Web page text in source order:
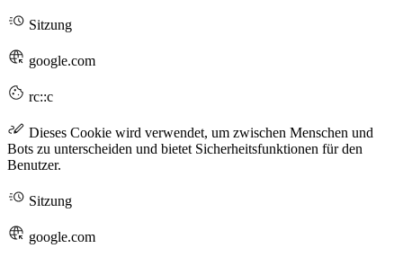
Sitzung
google.com
rc::c
Dieses Cookie wird verwendet, um zwischen Menschen und
Bots zu unterscheiden und bietet Sicherheitsfunktionen für den
Benutzer.
Sitzung
google.com